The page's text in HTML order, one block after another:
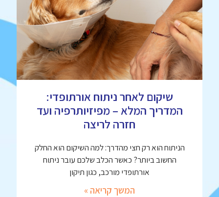
שיקום לאחר ניתוח אורתופדי:
המדריך המלא – מפיזיותרפיה ועד
חזרה לריצה
הניתוח הוא רק חצי מהדרך: למה השיקום הוא החלק
החשוב ביותר? כאשר הכלב שלכם עובר ניתוח
אורתופדי מורכב, כגון תיקון
המשך קריאה »